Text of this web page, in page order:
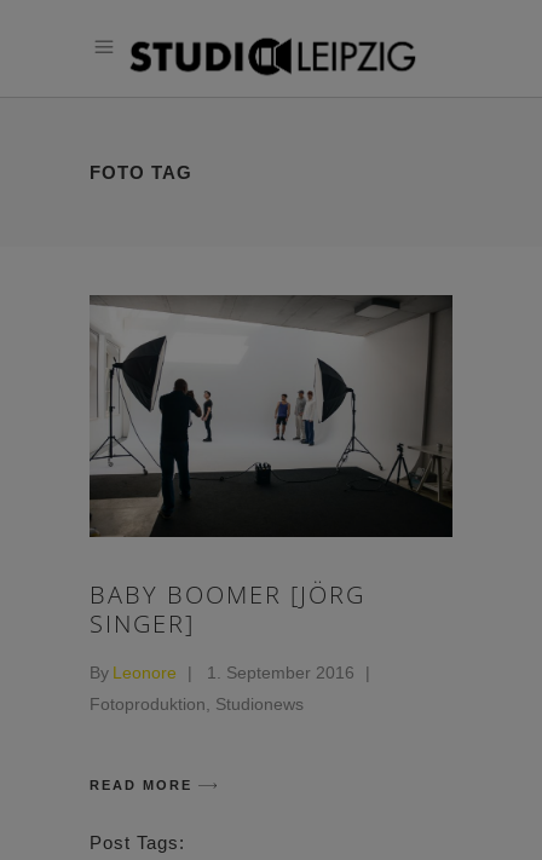
FOTO TAG
BABY BOOMER [JÖRG
SINGER]
By Leonore
1. September 2016
Fotoproduktion, Studionews
READ MORE
Post Tags: